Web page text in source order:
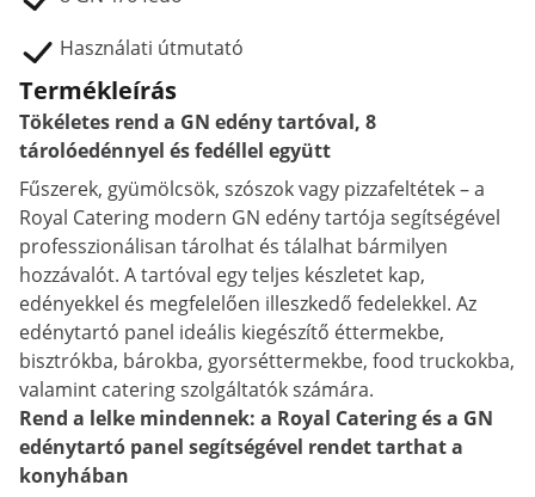
Használati útmutató
Termékleírás
Tökéletes rend a GN edény tartóval, 8
tárolóedénnyel és fedéllel együtt
Fűszerek, gyümölcsök, szószok vagy pizzafeltétek – a
Royal Catering modern GN edény tartója segítségével
professzionálisan tárolhat és tálalhat bármilyen
hozzávalót. A tartóval egy teljes készletet kap,
edényekkel és megfelelően illeszkedő fedelekkel. Az
edénytartó panel ideális kiegészítő éttermekbe,
bisztrókba, bárokba, gyorséttermekbe, food truckokba,
valamint catering szolgáltatók számára.
Rend a lelke mindennek: a Royal Catering és a GN
edénytartó panel segítségével rendet tarthat a
konyhában